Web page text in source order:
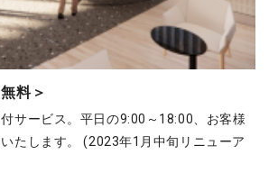
料＞
サービス。平日の9:00～18:00、お客様
たします。 (2023年1月中旬リニューア